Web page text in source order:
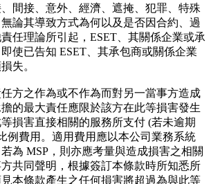
間接、意外、經濟、遮掩、犯罪、特殊
論其導致方式為何以及是否因合約、過
任理論所引起，ESET、其關係企業或承
使已告知 ESET、其承包商或關係企業
失。
方之作為或不作為而對另一當事方造成
的最大責任應限於該方在此等損害發生
損害直接相關的服務所支付 (若未逾期
例費用。適用費用應以本公司業務系統
為 MSP，則亦應考量與造成損害之相關
共同聲明，根據簽訂本條款時所知悉所
本條款產生之任何損害將超過為與此等